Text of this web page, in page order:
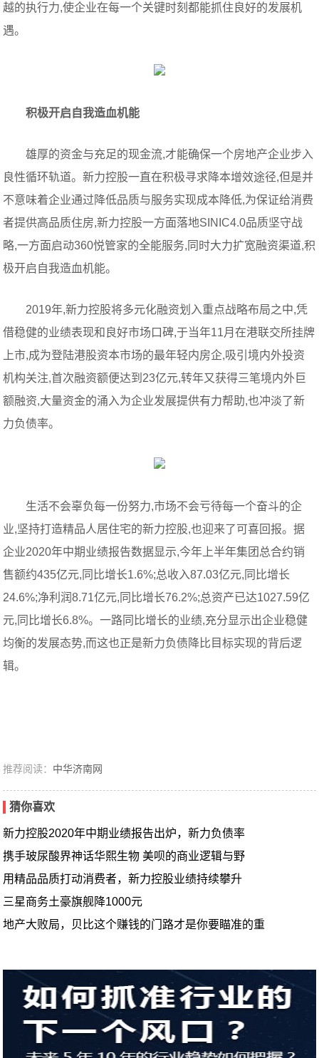
越的执行力,使企业在每一个关键时刻都能抓住良好的发展机
遇。
积极开启自我造血机能
雄厚的资金与充足的现金流,才能确保一个房地产企业步入
良性循环轨道。新力控股一直在积极寻求降本增效途径,但是并
不意味着企业通过降低品质与服务实现成本降低,为保证给消费
者提供高品质住房,新力控股一方面落地SINIC4.0品质坚守战
略,一方面启动360悦管家的全能服务,同时大力扩宽融资渠道,积
极开启自我造血机能。
2019年,新力控股将多元化融资划入重点战略布局之中,凭
借稳健的业绩表现和良好市场口碑,于当年11月在港联交所挂牌
上市,成为登陆港股资本市场的最年轻内房企,吸引境内外投资
机构关注,首次融资额便达到23亿元,转年又获得三笔境内外巨
额融资,大量资金的涌入为企业发展提供有力帮助,也冲淡了新
力负债率。
生活不会辜负每一份努力,市场不会亏待每一个奋斗的企
业,坚持打造精品人居住宅的新力控股,也迎来了可喜回报。据
企业2020年中期业绩报告数据显示,今年上半年集团总合约销
售额约435亿元,同比增长1.6%;总收入87.03亿元,同比增长
24.6%;净利润8.71亿元,同比增长76.2%;总资产已达1027.59亿
元,同比增长6.8%。一路同比增长的业绩,充分显示出企业稳健
均衡的发展态势,而这也正是新力负债降比目标实现的背后逻
辑。
推荐阅读： 中华济南网
猜你喜欢
新力控股2020年中期业绩报告出炉，新力负债率
携手玻尿酸界神话华熙生物 美呗的商业逻辑与野
用精品品质打动消费者，新力控股业绩持续攀升
三星商务土豪旗舰降1000元
地产大败局，贝比这个赚钱的门路才是你要瞄准的重